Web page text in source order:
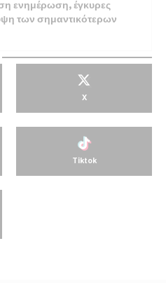
ενημέρωση, έγκυρες
των σημαντικότερων
X
Tiktok